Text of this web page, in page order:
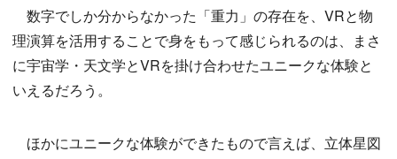
数字でしか分からなかった「重力」の存在を、VRと物
理演算を活用することで身をもって感じられるのは、まさ
に宇宙学・天文学とVRを掛け合わせたユニークな体験と
いえるだろう。
ほかにユニークな体験ができたもので言えば、立体星図